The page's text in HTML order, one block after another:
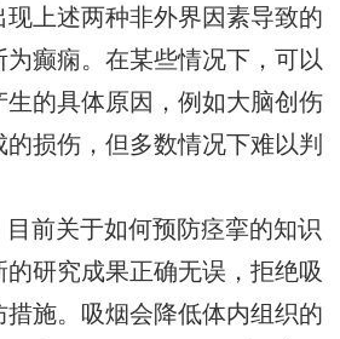
现上述两种非外界因素导致的
癫痫。在某些情况下，可以
的具体原因，例如大脑创伤
损伤，但多数情况下难以判
前关于如何预防痉挛的知识
研究成果正确无误，拒绝吸
施。吸烟会降低体内组织的